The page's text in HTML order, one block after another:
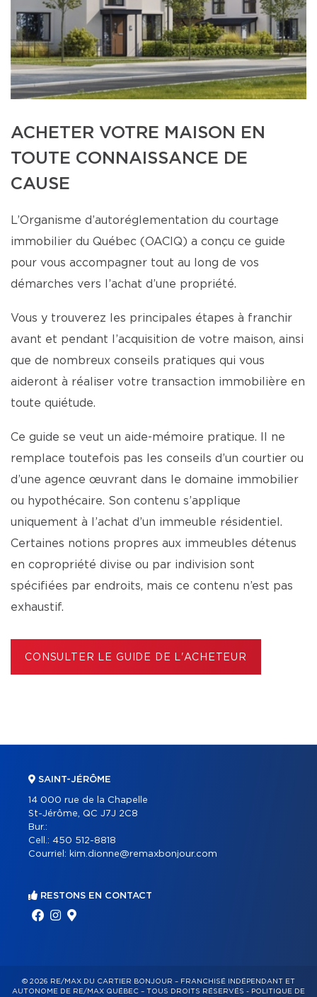
ACHETER VOTRE MAISON EN
TOUTE CONNAISSANCE DE
CAUSE
L’Organisme d’autoréglementation du courtage
immobilier du Québec (OACIQ) a conçu ce guide
pour vous accompagner tout au long de vos
démarches vers l’achat d’une propriété.
Vous y trouverez les principales étapes à franchir
avant et pendant l’acquisition de votre maison, ainsi
que de nombreux conseils pratiques qui vous
aideront à réaliser votre transaction immobilière en
toute quiétude.
Ce guide se veut un aide-mémoire pratique. Il ne
remplace toutefois pas les conseils d’un courtier ou
d’une agence œuvrant dans le domaine immobilier
ou hypothécaire. Son contenu s’applique
uniquement à l’achat d’un immeuble résidentiel.
Certaines notions propres aux immeubles détenus
en copropriété divise ou par indivision sont
spécifiées par endroits, mais ce contenu n’est pas
exhaustif.
CONSULTER LE GUIDE DE L'ACHETEUR
SAINT-JÉRÔME
14 000 rue de la Chapelle
St-Jérôme, QC J7J 2C8
Bur.:
Cell.: 450 512-8818
Courriel: kim.dionne@remaxbonjour.com
RESTONS EN CONTACT
© 2026 RE/MAX DU CARTIER BONJOUR – FRANCHISÉ INDÉPENDANT ET
AUTONOME DE RE/MAX QUÉBEC – TOUS DROITS RÉSERVÉS - POLITIQUE DE